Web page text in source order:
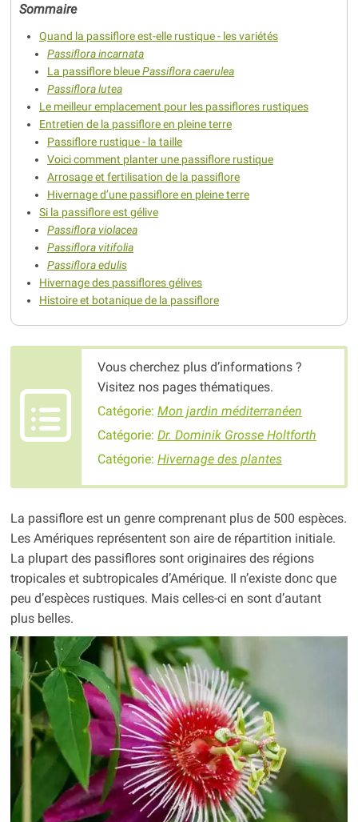
Sommaire
Quand la passiflore est-elle rustique - les variétés
Passiflora incarnata
La passiflore bleuePassiflora caerulea
Passiflora lutea
Le meilleur emplacement pour les passiflores rustiques
Entretien de la passiflore en pleine terre
Passiflore rustique - la taille
Voici comment planter une passiflore rustique
Arrosage et fertilisation de la passiflore
Hivernage d’une passiflore en pleine terre
Si la passiflore est gélive
Passiflora violacea
Passiflora vitifolia
Passiflora edulis
Hivernage des passiflores gélives
Histoire et botanique de la passiflore
Vous cherchez plus d’informations ?
Visitez nos pages thématiques.
Catégorie: Mon jardin méditerranéen
Catégorie: Dr. Dominik Grosse Holtforth
Catégorie: Hivernage des plantes
La passiflore est un genre comprenant plus de 500 espèces.
Les Amériques représentent son aire de répartition initiale.
La plupart des passiflores sont originaires des régions
tropicales et subtropicales d’Amérique. Il n’existe donc que
peu d’espèces rustiques. Mais celles-ci en sont d’autant
plus belles.